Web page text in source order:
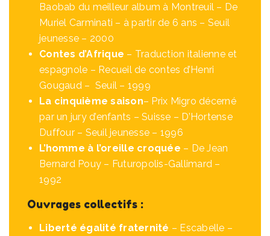
Baobab du meilleur album à Montreuil – De
Muriel Carminati – à partir de 6 ans – Seuil
jeunesse – 2000
Contes d’Afrique – Traduction italienne et
espagnole – Recueil de contes d’Henri
Gougaud – Seuil – 1999
La cinquième saison– Prix Migro décerné
par un jury d’enfants – Suisse – D’Hortense
Duffour – Seuil jeunesse – 1996
L’homme à l’oreille croquée – De Jean
Bernard Pouy – Futuropolis-Gallimard –
1992
Ouvrages collectifs :
Liberté égalité fraternité – Escabelle –